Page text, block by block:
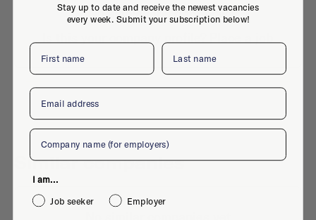
No active jobs right now
Similar companies
Stay up to date and receive the newest vacancies
every week. Submit your subscription below!
First name Last name
Email
Company
I am...
Job seeker
Employer